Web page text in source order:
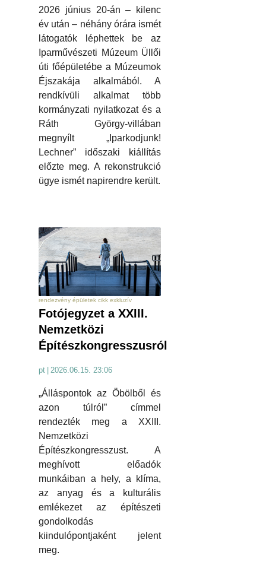
2026 június 20-án – kilenc
év után – néhány órára ismét
látogatók léphettek be az
Iparművészeti Múzeum Üllői
úti főépületébe a Múzeumok
Éjszakája alkalmából. A
rendkívüli alkalmat több
kormányzati nyilatkozat és a
Ráth György-villában
megnyílt „Iparkodjunk!
Lechner” időszaki kiállítás
előzte meg. A rekonstrukció
ügye ismét napirendre került.
rendezvény épületek cikk exkluzív
Fotójegyzet a XXIII.
Nemzetközi
Építészkongresszusról
pt 2026.06.15. 23:06
„Álláspontok az Öbölből és
azon túlról” címmel
rendezték meg a XXIII.
Nemzetközi
Építészkongresszust. A
meghívott előadók
munkáiban a hely, a klíma,
az anyag és a kulturális
emlékezet az építészeti
gondolkodás
kiindulópontjaként jelent
meg.